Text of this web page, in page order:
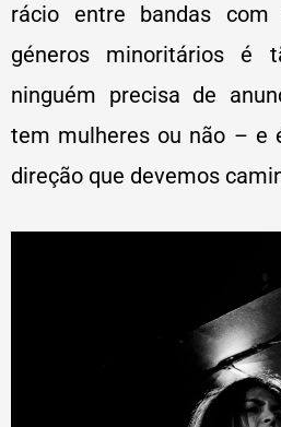
rácio entre bandas
géneros minoritários é
ninguém precisa de
tem mulheres ou não – e
direção que devemos